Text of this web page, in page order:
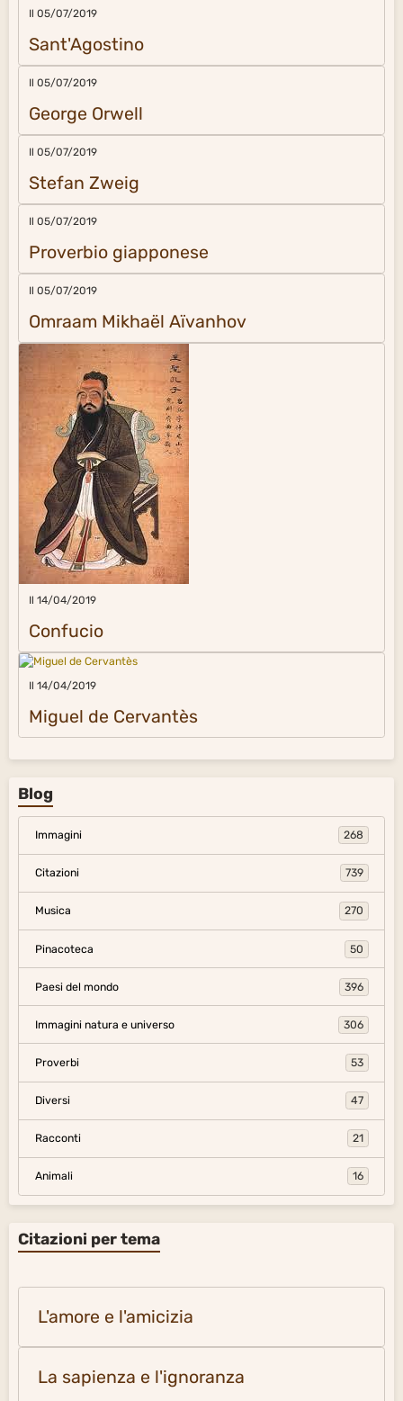
Il 05/07/2019
Sant'Agostino
Il 05/07/2019
George Orwell
Il 05/07/2019
Stefan Zweig
Il 05/07/2019
Proverbio giapponese
Il 05/07/2019
Omraam Mikhaël Aïvanhov
Il 14/04/2019
Confucio
Il 14/04/2019
Miguel de Cervantès
Blog
Immagini 268
Citazioni 739
Musica 270
Pinacoteca 50
Paesi del mondo 396
Immagini natura e universo 306
Proverbi 53
Diversi 47
Racconti 21
Animali 16
Citazioni per tema
L'amore e l'amicizia
La sapienza e l'ignoranza